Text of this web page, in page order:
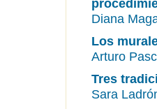
Diana
Los
Arturo
Tres
Sara